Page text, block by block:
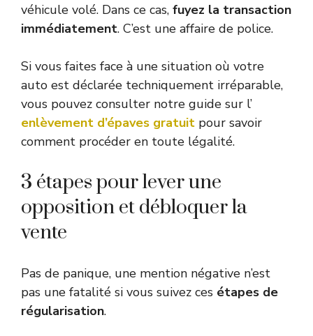
véhicule volé. Dans ce cas, fuyez la transaction
immédiatement. C’est une affaire de police.
Si vous faites face à une situation où votre
auto est déclarée techniquement irréparable,
vous pouvez consulter notre guide sur l’
enlèvement d’épaves gratuit pour savoir
comment procéder en toute légalité.
3 étapes pour lever une
opposition et débloquer la
vente
Pas de panique, une mention négative n’est
pas une fatalité si vous suivez ces étapes de
régularisation.